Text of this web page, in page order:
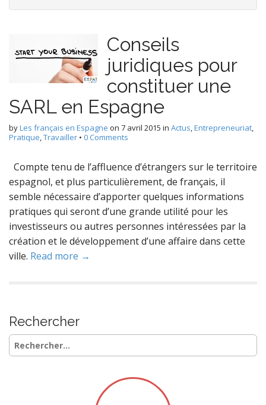
Conseils
juridiques pour
constituer une
SARL en Espagne
byLes français en Espagne on 7 avril 2015 in Actus,Entrepreneuriat,
Pratique,Travailler • 0 Comments
Compte tenu de l’affluence d’étrangers sur le territoire
espagnol, et plus particulièrement, de français, il
semble nécessaire d’apporter quelques informations
pratiques qui seront d’une grande utilité pour les
investisseurs ou autres personnes intéressées par la
création et le développement d’une affaire dans cette
ville. Read more →
Rechercher
Rechercher :